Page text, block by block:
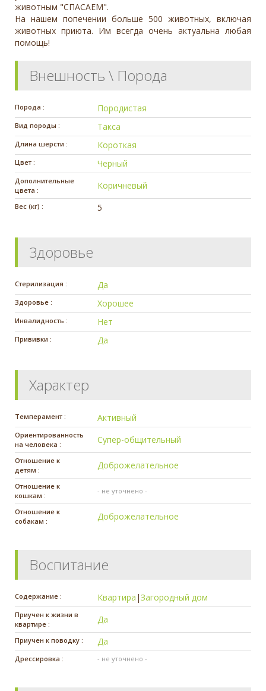
животным "СПАСАЕМ".
На нашем попечении больше 500 животных, включая
животных приюта. Им всегда очень актуальна любая
помощь!
Внешность \ Порода
Порода : Породистая
Вид породы : Такса
Длина шерсти : Короткая
Цвет : Черный
Дополнительные
цвета :
Коричневый
Вес (кг) : 5
Здоровье
Стерилизация : Да
Здоровье : Хорошее
Инвалидность : Нет
Прививки : Да
Характер
Темперамент : Активный
Ориентированность
на человека :
Супер-общительный
Отношение к
детям :
Доброжелательное
Отношение к
кошкам :
- не уточнено -
Отношение к
собакам :
Доброжелательное
Воспитание
Содержание : Квартира |Загородный дом
Приучен к жизни в
квартире :
Да
Приучен к поводку : Да
Дрессировка : - не уточнено -